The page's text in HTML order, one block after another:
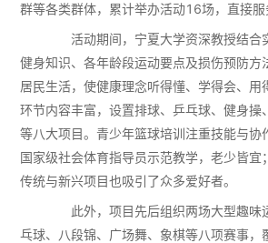
群等各类群体，累计举办活动16场，直接服
活动期间，宁夏大学资深教授结合
健身知识、各年龄段运动要点及损伤预防方
居民生活，使健康理念听得懂、学得会、用
环节内容丰富，设置排球、乒乓球、健身操
等八大项目。青少年篮球培训注重技能与协
国家级社会体育指导员示范教学，老少皆宜
传统与新兴项目也吸引了众多爱好者。
此外，项目先后组织两场大型趣味
乓球、八段锦、广场舞、象棋等八项赛事，